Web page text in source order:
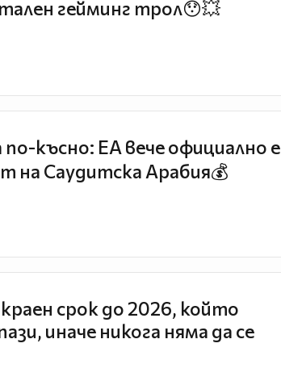
гейминг трол😯💥
късно: EA вече официално е
на Саудитска Арабия💰
срок до 2026, който
иначе никога няма да се